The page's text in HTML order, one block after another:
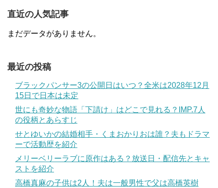
直近の人気記事
まだデータがありません。
最近の投稿
ブラックパンサー3の公開日はいつ？全米は2028年12月
15日で日本は未定
世にも奇妙な物語「下請け」はどこで見れる？IMP.7人
の役柄とあらすじ
せとゆいかの結婚相手・くまおかりおは誰？夫もドラマ
ーで活動歴を紹介
メリーベリーラブに原作はある？放送日・配信先とキャ
ストを紹介
高橋真麻の子供は2人！夫は一般男性で父は高橋英樹